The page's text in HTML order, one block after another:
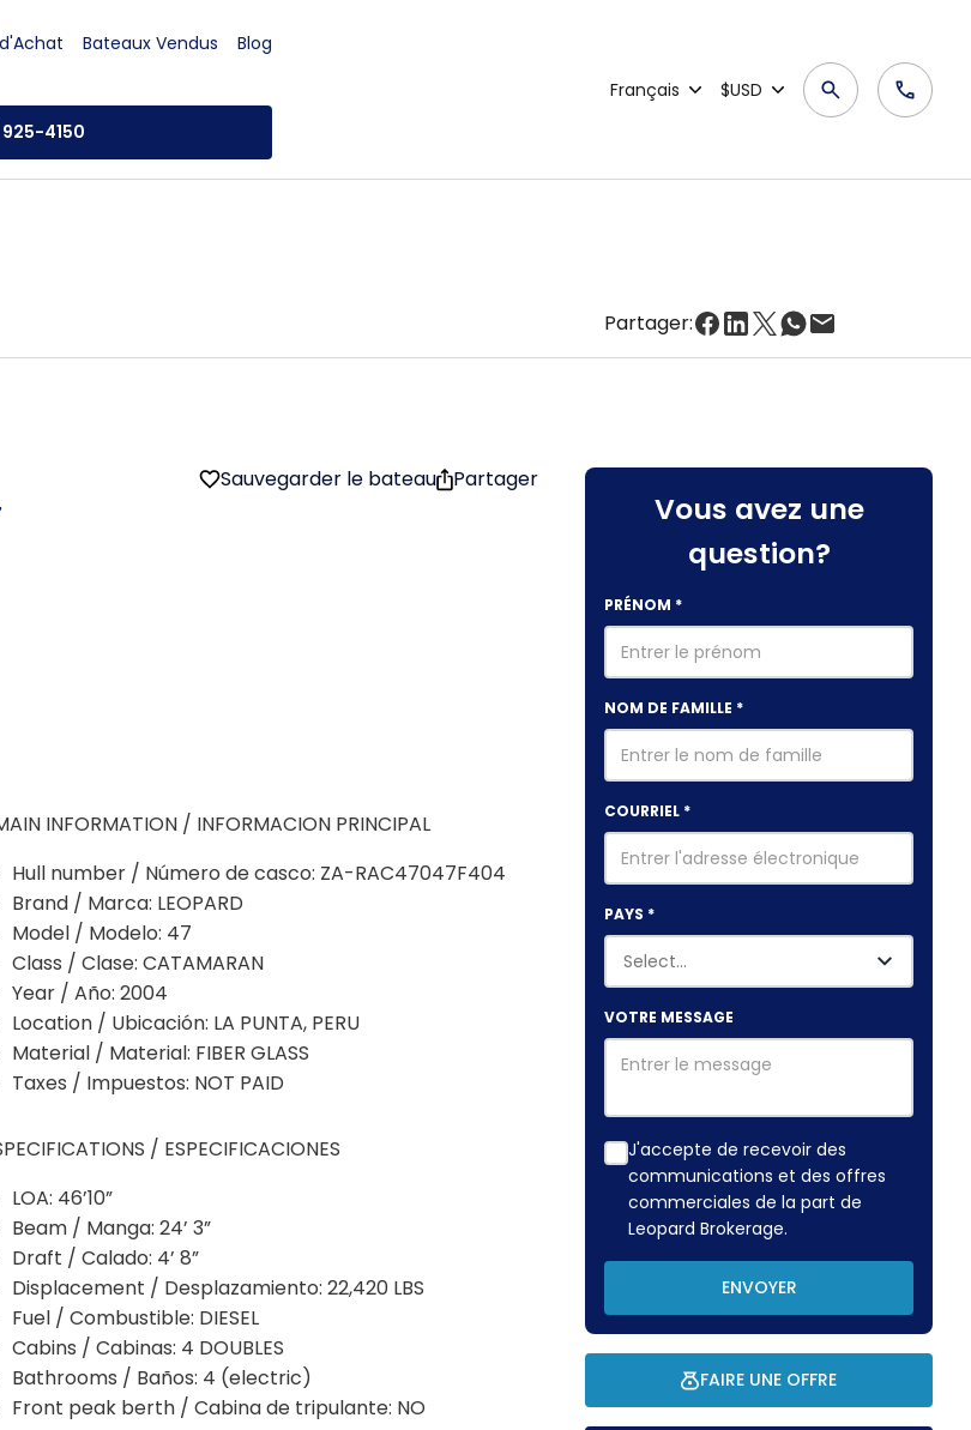
Bateaux Vendus Blog
4150
Français $USD
Partager:
Sauvegarder le bateau Partager
INFORMATION / INFORMACION PRINCIPAL
Hull number / Número de casco: ZA-RAC47047F404
Brand / Marca: LEOPARD
Model / Modelo: 47
Class / Clase: CATAMARAN
Year / Año: 2004
Location / Ubicación: LA PUNTA, PERU
Material / Material: FIBER GLASS
Taxes / Impuestos: NOT PAID
/ ESPECIFICACIONES
LOA: 46’10”
Beam / Manga: 24’ 3”
Draft / Calado: 4’ 8”
Displacement / Desplazamiento: 22,420 LBS
Fuel / Combustible: DIESEL
Cabins / Cabinas: 4 DOUBLES
Bathrooms / Baños: 4 (electric)
Front peak berth / Cabina de tripulante: NO
Vous avez une
question?
PRÉNOM *
NOM DE FAMILLE *
COURRIEL *
PAYS *
VOTRE MESSAGE
J'accepte de recevoir des
communications et des offres
commerciales de la part de
Leopard Brokerage.
ENVOYER
FAIRE UNE OFFRE